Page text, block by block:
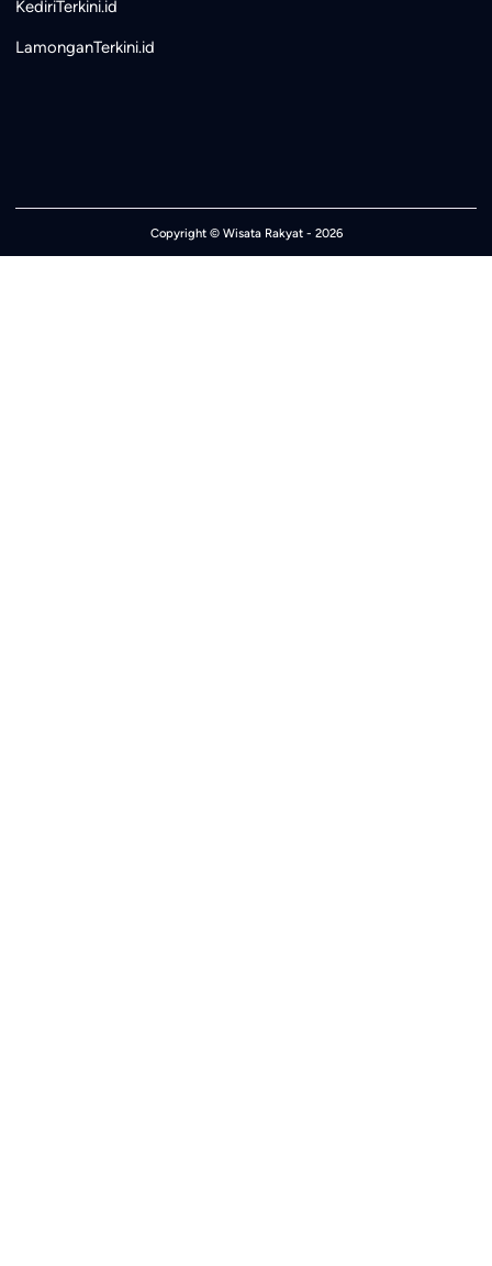
KediriTerkini.id
LamonganTerkini.id
Copyright © Wisata Rakyat- 2026